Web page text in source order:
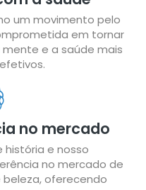
um movimento pelo
em tornar
e a saúde mais
no mercado
história e nosso
no mercado de
oferecendo